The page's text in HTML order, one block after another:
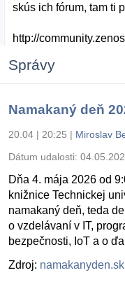
skús ich fórum, tam ti
http://
Správy
Namakaný deň
20.04 | 20:25 | Miroslav
Dátum udalosti:
Dňa 4. mája 2026 od
knižnice Technickej
namakaný deň, teda
o vzdelávaní v IT,
bezpečnosti, IoT a o
Zdroj: namakanyden.sk